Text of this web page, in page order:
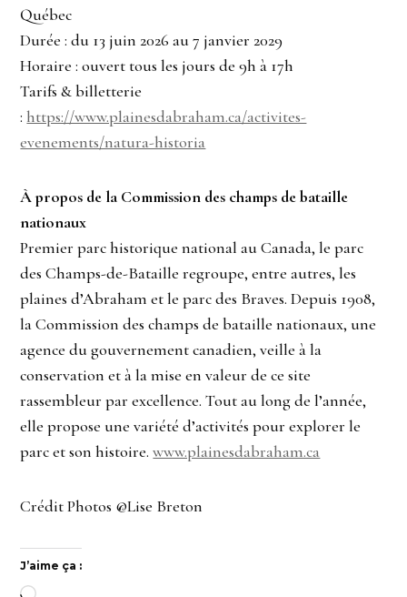
Québec
Durée : du 13 juin 2026 au 7 janvier 2029
Horaire : ouvert tous les jours de 9h à 17h
Tarifs & billetterie
:https://www.plainesdabraham.ca/activites-
evenements/natura-historia
À propos de la Commission des champs de bataille
nationaux
Premier parc historique national au Canada, le parc
des Champs-de-Bataille regroupe, entre autres, les
plaines d’Abraham et le parc des Braves. Depuis 1908,
la Commission des champs de bataille nationaux, une
agence du gouvernement canadien, veille à la
conservation et à la mise en valeur de ce site
rassembleur par excellence. Tout au long de l’année,
elle propose une variété d’activités pour explorer le
parc et son histoire.www.plainesdabraham.ca
Crédit Photos @Lise Breton
J’aime ça :